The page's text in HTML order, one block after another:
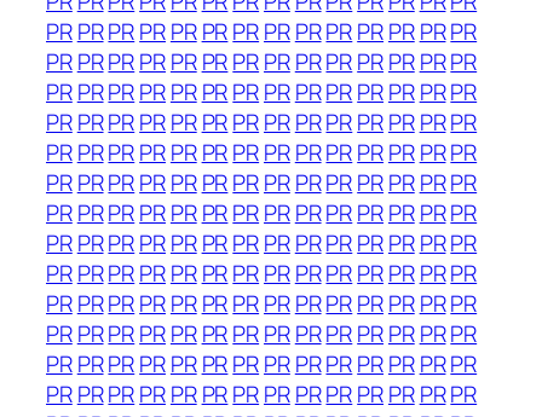
PRPRPRPRPR PRPRPRPRPRPRPR PRPR
PRPRPRPRPR PRPRPRPRPRPRPR PRPR
PRPRPRPRPR PRPRPRPRPRPRPR PRPR
PRPRPRPRPR PRPRPRPRPRPRPR PRPR
PRPRPRPRPR PRPRPRPRPRPRPR PRPR
PRPRPRPRPR PRPRPRPRPRPRPR PRPR
PRPRPRPRPR PRPRPRPRPRPRPR PRPR
PRPRPRPRPR PRPRPRPRPRPRPR PRPR
PRPRPRPRPR PRPRPRPRPRPRPR PRPR
PRPRPRPRPR PRPRPRPRPRPRPR PRPR
PRPRPRPRPR PRPRPRPRPRPRPR PRPR
PRPRPRPRPR PRPRPRPRPRPRPR PRPR
PRPRPRPRPR PRPRPRPRPRPRPR PRPR